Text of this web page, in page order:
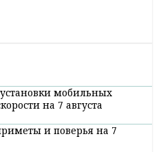
мобильных
на 7 августа
и поверья на 7